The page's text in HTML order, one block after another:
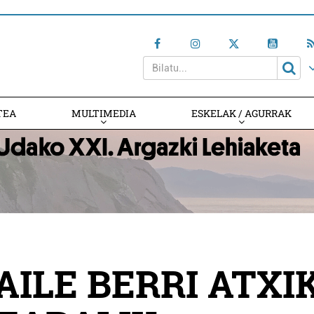
MULTIMEDIA ESKELAK / AGURRAK
BERRI